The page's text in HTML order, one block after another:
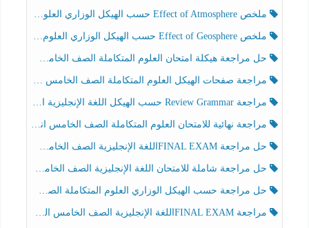
ملخص Effect of Atmosphere حسب الهيكل الوزاري العلوم المتكاملة الصف الخامس انسبير الفصل الثالث
ملخص Effect of Geosphere حسب الهيكل الوزاري العلوم المتكاملة الصف الخامس انسبير الفصل الثالث
حل مراجعة هيكلة امتحان العلوم المتكاملة الصف الخامس عام الفصل الثالث
مراجعة صفحات الهيكل العلوم المتكاملة الصف الخامس انسبير الفصل الثالث
مراجعة Review Grammar حسب الهيكل اللغة الإنجليزية الصف الخامس الفصل الثالث
مراجعة نهائية للامتحان العلوم المتكاملة الصف الخامس انسبير الفصل الثالث
حل مراجعة FINAL EXAMاللغة الإنجليزية الصف الخامس الفصل الثالث
حل مراجعة شاملة للامتحان اللغة الإنجليزية الصف الخامس الفصل الثالث
حل مراجعة حسب الهيكل الوزاري العلوم المتكاملة الصف الخامس عام الفصل الثالث
مراجعة FINAL EXAMاللغة الإنجليزية الصف الخامس الفصل الثالث